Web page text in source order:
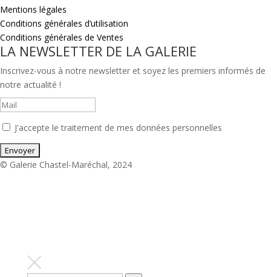
Mentions légales
Conditions générales d’utilisation
Conditions générales de Ventes
LA NEWSLETTER DE LA GALERIE
Inscrivez-vous à notre newsletter et soyez les premiers informés de
notre actualité !
J'accepte le traitement de mes données personnelles
© Galerie Chastel-Maréchal, 2024